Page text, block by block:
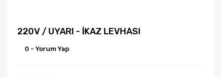
220V / UYARI - İKAZ LEVHASI
0 - Yorum Yap